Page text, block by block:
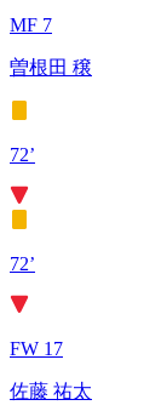
MF 7
曽根田 穣
72’
72’
FW 17
佐藤 祐太